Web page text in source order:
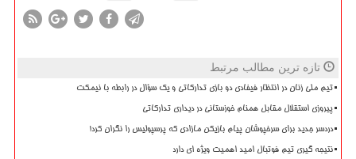
تازه ترین مطالب مرتبط
تیم ملی زنان در انتظار فیفادی دو بازی تدارکاتی و یک سؤال در رابطه با نیمکت
پیروزی استقلال مقابل همنام خوزستانی در دیداری تدارکاتی
دردسر جدید برای سرخپوشان پیام بازیکن مازادی که پرسپولیس را نگران کرد!
نتیجه گیری تیم فوتبال امید اهمیت ویژه ای دارد